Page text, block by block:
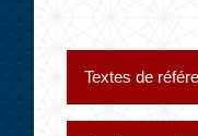
Textes de